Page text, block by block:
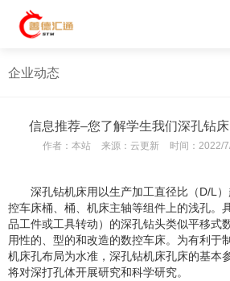
企业动态
信息推荐–您了解学生我们深孔钻
作者： 本站 来源： 云更新 时间： 2022/
深孔钻机床用以生产加工直径比（D/L
控车床桶、桶、机床主轴等组件上的浅孔。
品工件或工具转动）的深孔钻头类似平移式
用性的、型的和改造的数控车床。为有利于
机床孔布局为水准，深孔钻机床孔床的基本
将对深打孔体开展研究和科学研究。